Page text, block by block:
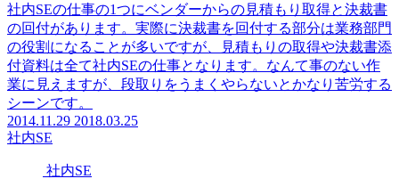
社内SEの仕事の1つにベンダーからの見積もり取得と決裁書
の回付があります。実際に決裁書を回付する部分は業務部門
の役割になることが多いですが、見積もりの取得や決裁書添
付資料は全て社内SEの仕事となります。なんて事のない作
業に見えますが、段取りをうまくやらないとかなり苦労する
シーンです。
2014.11.29 2018.03.25
社内SE
社内SE